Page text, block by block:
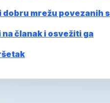
dobru mrežu povezanih
članak i osvežiti ga